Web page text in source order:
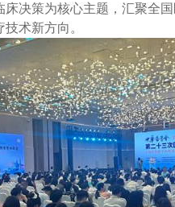
决策为核心主题，汇聚全
术新方向。